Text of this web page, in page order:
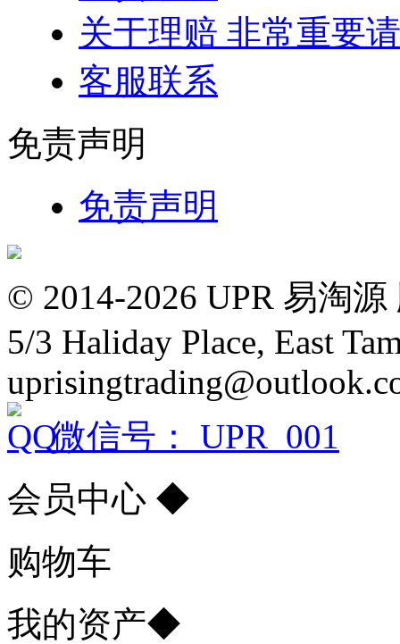
关于理赔 非常重要
客服联系
免责声明
免责声明
© 2014-2026 UPR 易淘
5/3 Haliday Place, East
微信号： UPR_001
会员中心 ◆
购物车
我的资产◆